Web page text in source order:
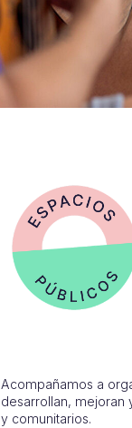
Acompañamos a
desarrollan, mejoran
y comunitarios.